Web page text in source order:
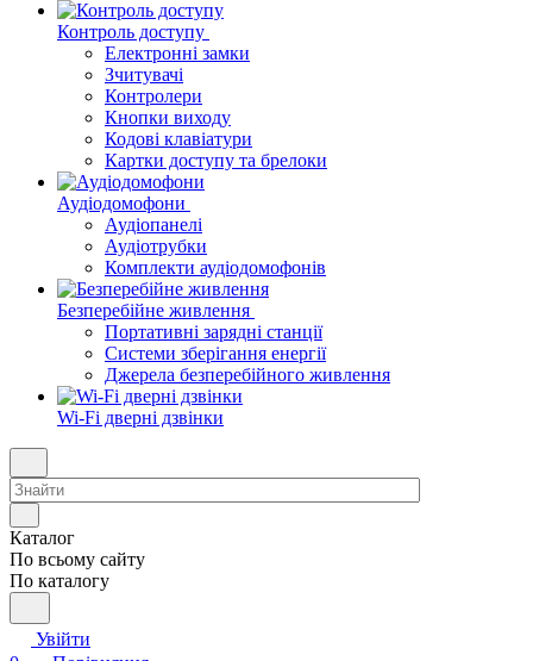
Контроль доступу
Електронні замки
Зчитувачі
Контролери
Кнопки виходу
Кодові клавіатури
Картки доступу та брелоки
Аудіодомофони
Аудіопанелі
Аудіотрубки
Комплекти аудіодомофонів
Безперебійне живлення
Портативні зарядні станції
Системи зберігання енергії
Джерела безперебійного живлення
Wi-Fi дверні дзвінки
Каталог
По всьому сайту
По каталогу
Увійти